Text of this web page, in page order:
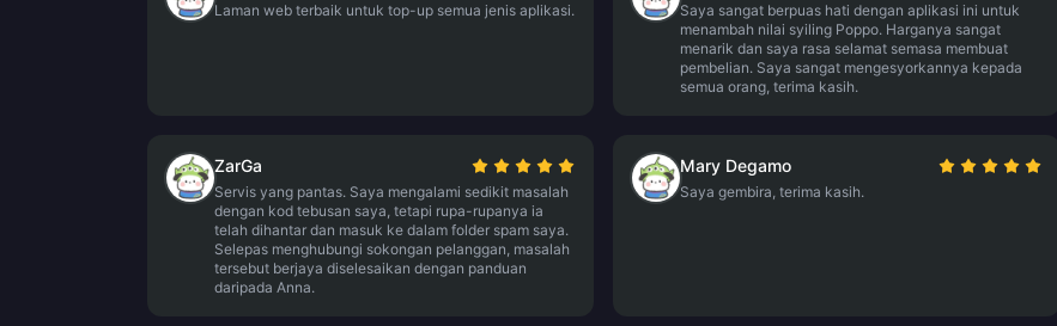
Laman web terbaik untuk top-up semua jenis aplikasi.
Saya sangat berpuas hati dengan aplikasi ini untuk
menambah nilai syiling Poppo. Harganya sangat
menarik dan saya rasa selamat semasa membuat
pembelian. Saya sangat mengesyorkannya kepada
semua orang, terima kasih.
ZarGa
Servis yang pantas. Saya mengalami sedikit masalah
dengan kod tebusan saya, tetapi rupa-rupanya ia
telah dihantar dan masuk ke dalam folder spam saya.
Selepas menghubungi sokongan pelanggan, masalah
tersebut berjaya diselesaikan dengan panduan
daripada Anna.
Mary Degamo
Saya gembira, terima kasih.